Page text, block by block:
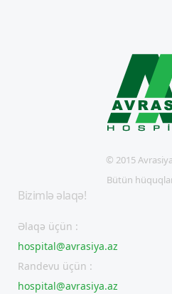
© 2015
Bütün
Bizimlə əlaqə!
Əlaqə üçün :
hospital@avrasiya.az
Randevu üçün :
hospital@avrasiya.az